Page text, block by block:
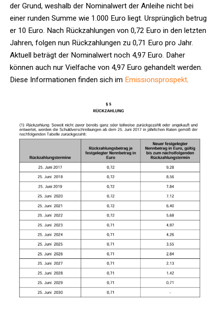
der Grund, weshalb der Nominalwert der Anleihe nicht bei
einer runden Summe wie 1.000 Euro liegt. Ursprünglich betrug
er 10 Euro. Nach Rückzahlungen von 0,72 Euro in den letzten
Jahren, folgen nun Rückzahlungen zu 0,71 Euro pro Jahr.
Aktuell beträgt der Nominalwert noch 4,97 Euro. Daher
können auch nur Vielfache von 4,97 Euro gehandelt werden.
Diese Informationen finden sich im Emissionsprospekt.